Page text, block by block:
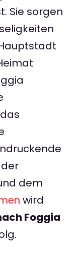
Sie sorgen
dem
wird
Foggia